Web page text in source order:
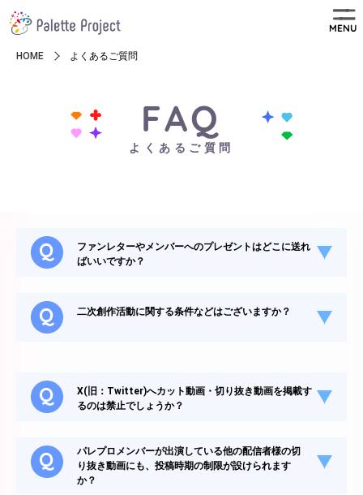
MENU
HOME よくあるご質問
FAQ
よくあるご質問
ファンレターやメンバーへのプレゼントはどこに送れ
ばいいですか？
二次創作活動に関する条件などはございますか？
X(旧：Twitter)へカット動画・切り抜き動画を掲載す
るのは禁止でしょうか？
パレプロメンバーが出演している他の配信者様の切
り抜き動画にも、投稿時期の制限が設けられます
か？